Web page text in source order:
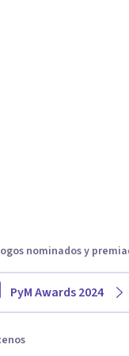
nominados y
PyM Awards 2024